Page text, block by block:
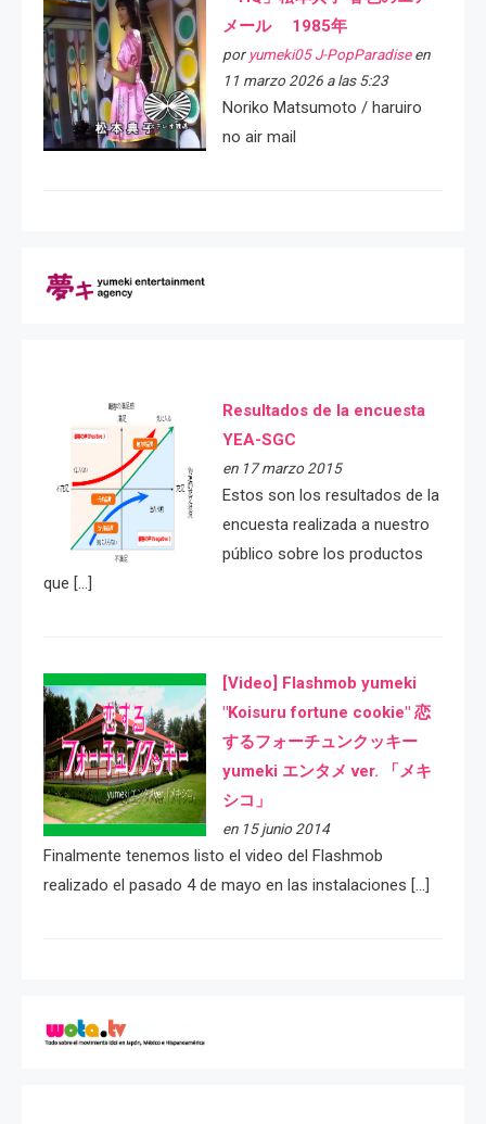
メール 1985年
por yumeki05 J-PopParadiseen
11 marzo 2026 a las 5:23
Noriko Matsumoto / haruiro
no air mail
Resultados de la encuesta
YEA-SGC
en 17 marzo 2015
Estos son los resultados de la
encuesta realizada a nuestro
público sobre los productos
que […]
[Video] Flashmob yumeki
"Koisuru fortune cookie" 恋
するフォーチュンクッキー
yumeki エンタメ ver. 「メキ
シコ」
en 15 junio 2014
Finalmente tenemos listo el video del Flashmob
realizado el pasado 4 de mayo en las instalaciones […]